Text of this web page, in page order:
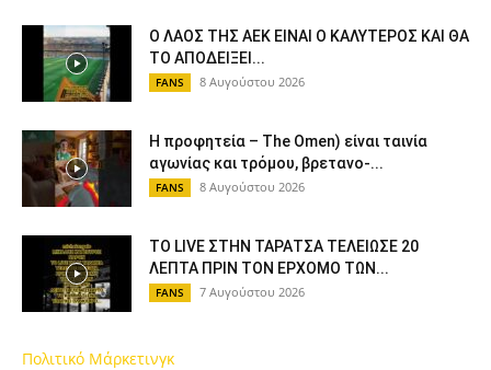
Ο ΛΑΟΣ ΤΗΣ ΑΕΚ ΕΙΝΑΙ Ο ΚΑΛΥΤΕΡΟΣ ΚΑΙ ΘΑ
ΤΟ ΑΠΟΔΕΙΞΕΙ...
FANS 8 Αυγούστου 2026
Η προφητεία – The Omen) είναι ταινία
αγωνίας και τρόμου, βρετανο-...
FANS 8 Αυγούστου 2026
ΤΟ LIVE ΣΤΗΝ ΤΑΡΑΤΣΑ ΤΕΛΕΙΩΣΕ 20
ΛΕΠΤΑ ΠΡΙΝ ΤΟΝ ΕΡΧΟΜΟ ΤΩΝ...
FANS 7 Αυγούστου 2026
Πολιτικό Μάρκετινγκ